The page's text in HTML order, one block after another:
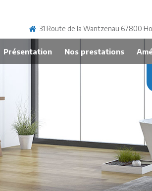
31 Route de la Wantzenau 67800
Présentation Nos prestations